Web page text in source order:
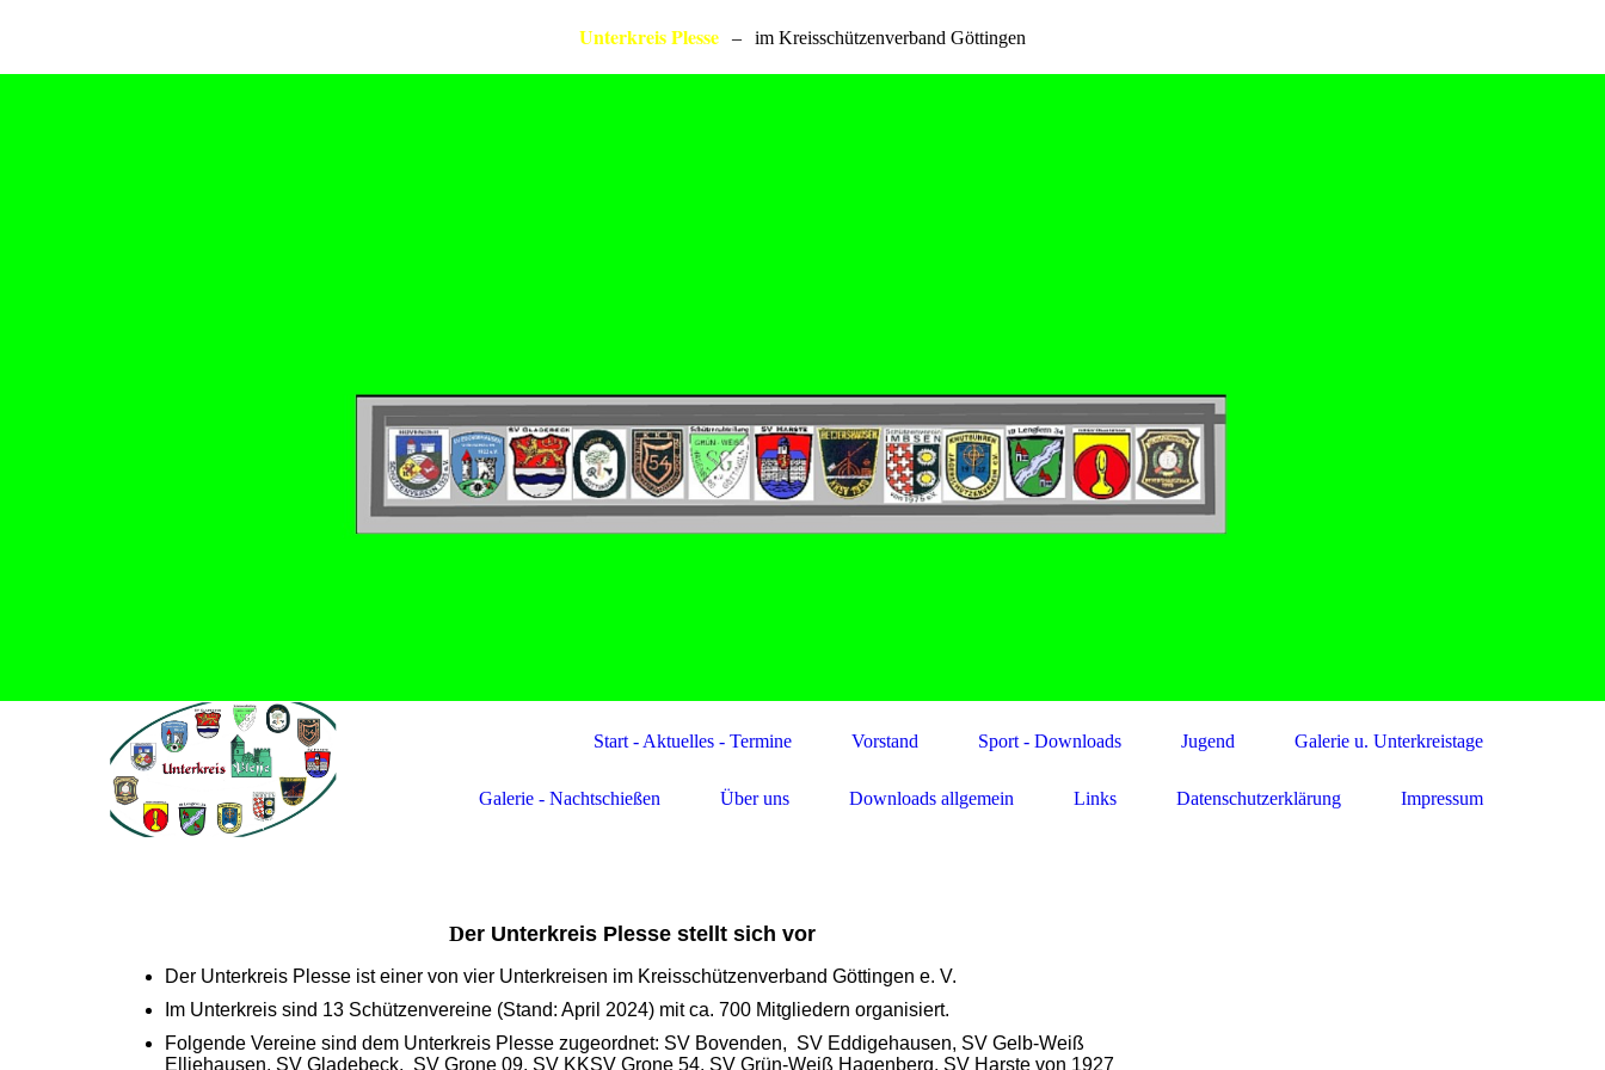
Unterkreis Plesse – im Kreisschützenverband Göttingen
Start - Aktuelles - Termine Vorstand Sport - Downloads Jugend Galerie u. Unterkreistage
Galerie - Nachtschießen Über uns Downloads allgemein Links Datenschutzerklärung Impressum
Der Unterkreis Plesse stellt sich vor
Der Unterkreis Plesse ist einer von vier Unterkreisen im Kreisschützenverband Göttingen e. V.
Im Unterkreis sind 13 Schützenvereine (Stand: April 2024) mit ca. 700 Mitgliedern organisiert.
Folgende Vereine sind dem Unterkreis Plesse zugeordnet: SV Bovenden, SV Eddigehausen, SV Gelb-Weiß
Elliehausen, SV Gladebeck, SV Grone 09, SV KKSV Grone 54, SV Grün-Weiß Hagenberg, SV Harste von 1927